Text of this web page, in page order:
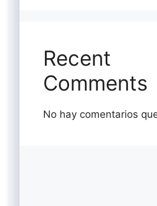
Recent
Comments
No hay comentarios